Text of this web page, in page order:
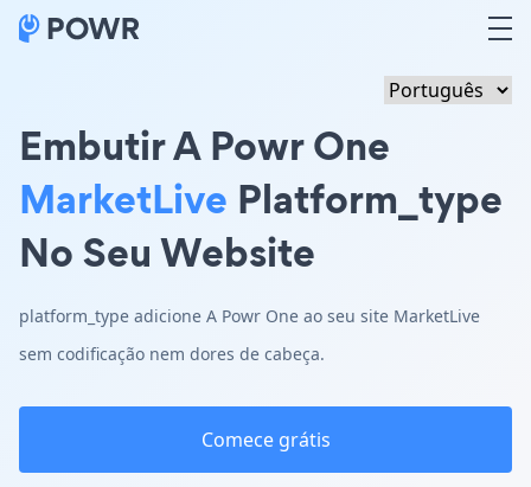
Embutir A Powr One
MarketLive Platform_type
No Seu Website
platform_type adicione A Powr One ao seu site MarketLive
sem codificação nem dores de cabeça.
Comece grátis